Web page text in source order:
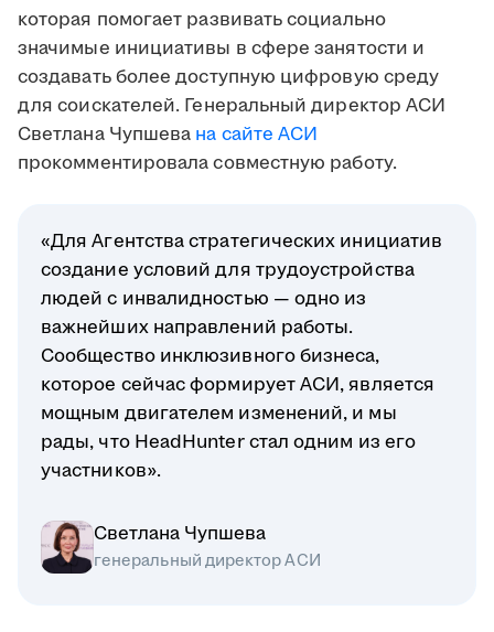
которая помогает развивать социально
значимые инициативы в сфере занятости и
создавать более доступную цифровую среду
для соискателей. Генеральный директор АСИ
Светлана Чупшева на сайте АСИ
прокомментировала совместную работу.
«Для Агентства стратегических инициатив
создание условий для трудоустройства
людей с инвалидностью — одно из
важнейших направлений работы.
Сообщество инклюзивного бизнеса,
которое сейчас формирует АСИ, является
мощным двигателем изменений, и мы
рады, что HeadHunter стал одним из его
участников».
Светлана Чупшева
генеральный директор АСИ